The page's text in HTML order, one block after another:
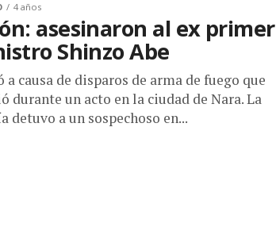
4 años
asesinaron al ex primer
Shinzo Abe
a causa de disparos de arma de fuego que
durante un acto en la ciudad de Nara. La
detuvo a un sospechoso en...